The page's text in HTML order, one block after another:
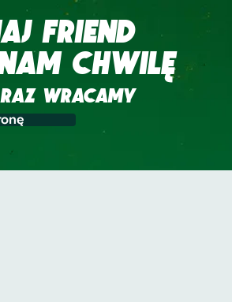
FRIEND
CHWILĘ
WRACAMY